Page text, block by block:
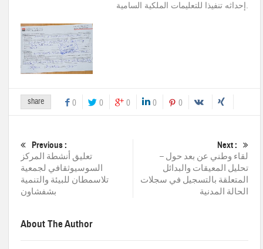
إحداثه تنفيذا للتعليمات الملكية السامية
share 0 0 0 0 0
Previous :
تعليق أنشطة المركز
السوسيوثقافي لجمعية
تلاسمطان للبيئة والتنمية
بشفشاون
Next :
لقاء وطني عن بعد حول –
تحليل المعيقات والبدائل
المتعلقة بالتسجيل في سجلات
الحالة المدنية
About The Author